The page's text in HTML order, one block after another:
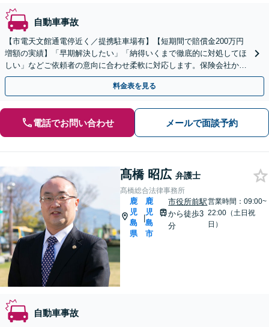
自動車事故
【市電天文館通電停近く／提携駐車場有】【短期間で賠償金200万円
増額の実績】「早期解決したい」「納得いくまで徹底的に対処してほ
しい」などご依頼者の意向に合わせ柔軟に対応します。保険会社から
不当な賠償金の提示に正しい知識で対処します
料金表を見る
電話でお問い合わせ メールで面談予約
髙橋 昭広 弁護士
髙橋総合法律事務所
鹿
児
島
県
|
鹿
児
島
市
市役所前駅
から徒歩3
分
営業時間：09:00~
22:00（土日祝
日）
自動車事故